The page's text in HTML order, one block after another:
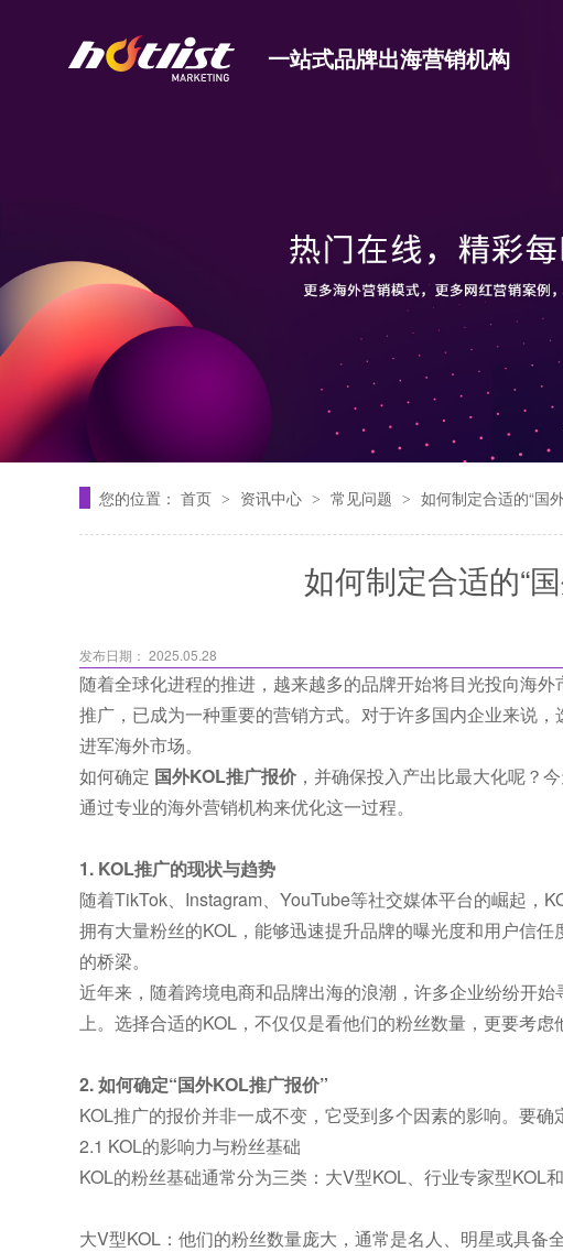
一站式品牌出海营销机构
您的位置： 首页 > 资讯中心 > 常见问题 > 如何制定合适的“国
如何制定合适的“
发布日期： 2025.05.28
随着全球化进程的推进，越来越多的品牌开始将目光投向海
推广，已成为一种重要的营销方式。对于许多国内企业来说
进军海外市场。
如何确定 国外KOL推广报价 ，并确保投入产出比最大化呢？
通过专业的海外营销机构来优化这一过程。
1. KOL推广的现状与趋势
随着TikTok、Instagram、YouTube等社交媒体平台的崛起，
拥有大量粉丝的KOL，能够迅速提升品牌的曝光度和用户信
的桥梁。
近年来，随着跨境电商和品牌出海的浪潮，许多企业纷纷开
上。选择合适的KOL，不仅仅是看他们的粉丝数量，更要考虑
2. 如何确定“国外KOL推广报价”
KOL推广的报价并非一成不变，它受到多个因素的影响。要
2.1 KOL的影响力与粉丝基础
KOL的粉丝基础通常分为三类：大V型KOL、行业专家型KOL
大V型KOL：他们的粉丝数量庞大，通常是名人、明星或具备